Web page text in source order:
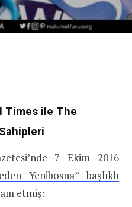
Times ile The
7 Ekim 2016
Yenibosna” başlıklı
etmiş: